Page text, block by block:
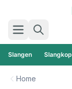
Zoek
Slangen
Home